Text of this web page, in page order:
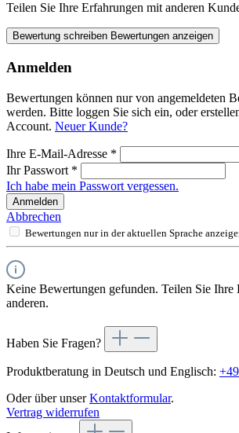
Teilen Sie Ihre Erfahrungen mit anderen
Bewertung schreiben Bewertungen anzeigen
Anmelden
Bewertungen können nur von angemeldeten
werden. Bitte loggen Sie sich ein, oder
Account. Neuer Kunde?
Ihre E-Mail-Adresse *
Ihr Passwort *
Ich habe mein Passwort vergessen.
Anmelden
Abbrechen
Bewertungen nur in der aktuellen Sprache
Keine Bewertungen gefunden. Teilen Sie Ihre
anderen.
Haben Sie Fragen?
Produktberatung in Deutsch und Englisch:
Oder über unserKontaktformular.
Vertrag widerrufen